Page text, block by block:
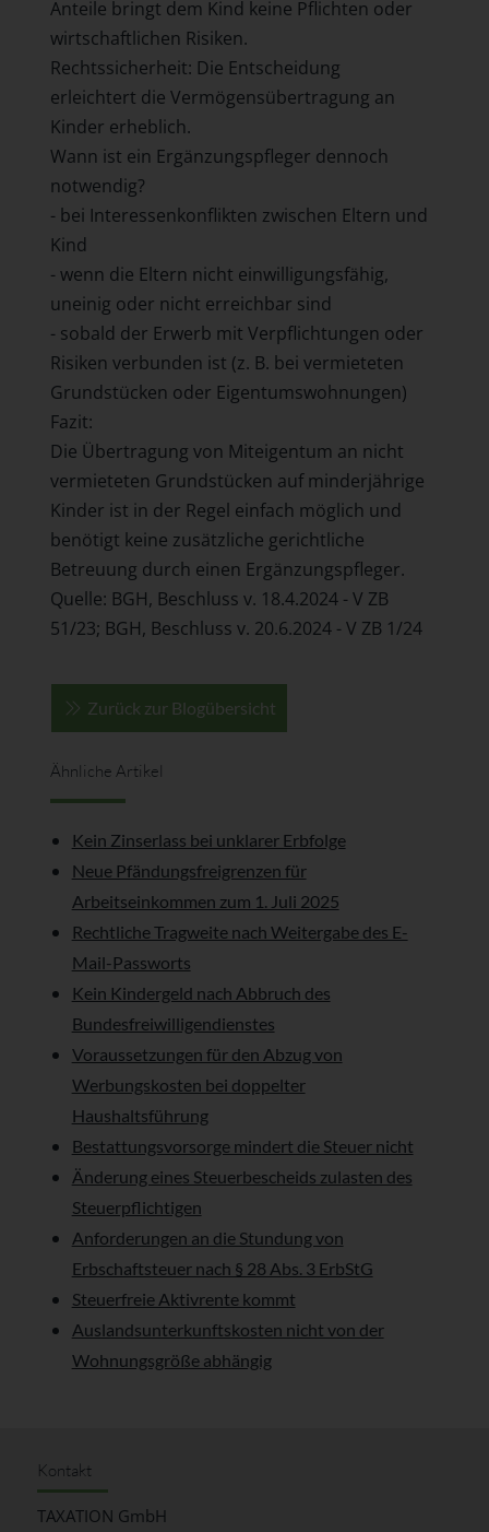
Anteile bringt dem Kind keine Pflichten oder
wirtschaftlichen Risiken.
Rechtssicherheit: Die Entscheidung
erleichtert die Vermögensübertragung an
Kinder erheblich.
Wann ist ein Ergänzungspfleger dennoch
notwendig?
- bei Interessenkonflikten zwischen Eltern und
Kind
- wenn die Eltern nicht einwilligungsfähig,
uneinig oder nicht erreichbar sind
- sobald der Erwerb mit Verpflichtungen oder
Risiken verbunden ist (z. B. bei vermieteten
Grundstücken oder Eigentumswohnungen)
Fazit:
Die Übertragung von Miteigentum an nicht
vermieteten Grundstücken auf minderjährige
Kinder ist in der Regel einfach möglich und
benötigt keine zusätzliche gerichtliche
Betreuung durch einen Ergänzungspfleger.
Quelle: BGH, Beschluss v. 18.4.2024 - V ZB
51/23; BGH, Beschluss v. 20.6.2024 - V ZB 1/24
Zurück zur Blogübersicht
Ähnliche Artikel
Kein Zinserlass bei unklarer Erbfolge
Neue Pfändungsfreigrenzen für
Arbeitseinkommen zum 1. Juli 2025
Rechtliche Tragweite nach Weitergabe des E-
Mail-Passworts
Kein Kindergeld nach Abbruch des
Bundesfreiwilligendienstes
Voraussetzungen für den Abzug von
Werbungskosten bei doppelter
Haushaltsführung
Bestattungsvorsorge mindert die Steuer nicht
Änderung eines Steuerbescheids zulasten des
Steuerpflichtigen
Anforderungen an die Stundung von
Erbschaftsteuer nach § 28 Abs. 3 ErbStG
Steuerfreie Aktivrente kommt
Auslandsunterkunftskosten nicht von der
Wohnungsgröße abhängig
Kontakt
TAXATION GmbH